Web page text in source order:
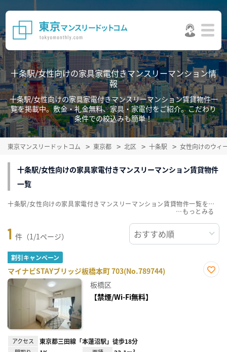
十条駅/女性向けの家具家電付きマンスリーマンション情
報
十条駅/女性向けの家具家電付きマンスリーマンション賃貸物件一
覧を掲載中。敷金・礼金無料、家具・家電付をご紹介。こだわり
条件での絞込みも簡単！
東京マンスリードットコム 東京都 北区 十条駅 女性向けのウィ
十条駅/女性向けの家具家電付きマンスリーマンション賃貸物件
一覧
1 件（1/1ページ）
割引キャンペーン
マイナビSTAYブリッジ板橋本町 703(No.789744)
板橋区
【禁煙/Wi-Fi無料】
アクセス 東京都三田線「本蓮沼駅」徒歩18分
十条駅/女性向けの家具家電付きマンスリーマンション賃貸物件一覧を掲載中。敷金・礼金無料、家具・家電付をご紹介。こだわり条件での絞込みも簡単！
…